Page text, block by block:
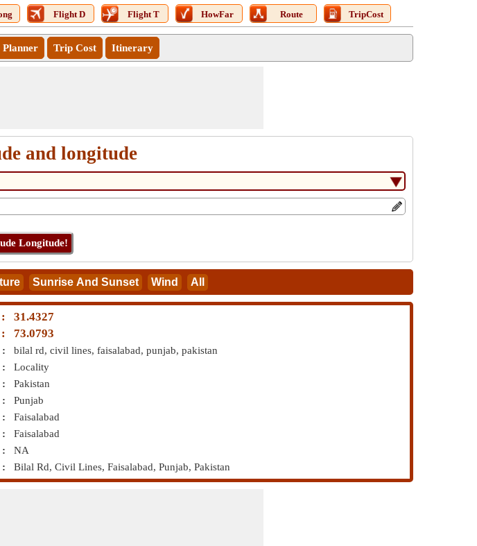
Flight D Flight T HowFar Route TripCost
Planner Trip Cost Itinerary
and longitude
31.4327
73.0793
:
bilal rd, civil lines, faisalabad, punjab, pakistan
:
Locality
:
Pakistan
:
Punjab
:
Faisalabad
:
Faisalabad
:
NA
:
Bilal Rd, Civil Lines, Faisalabad, Punjab, Pakistan